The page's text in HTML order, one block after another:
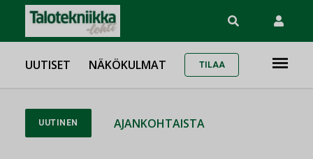
UUTISET NÄKÖKULMAT TILAA
UUTINEN AJANKOHTAISTA